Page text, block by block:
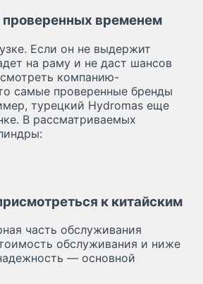
временем
Если он не выдержит
на раму и не даст шансов
компанию-
самые проверенные бренды
турецкий Hydromas еще
В рассматриваемых
к китайским
часть обслуживания
обслуживания и ниже
— основной